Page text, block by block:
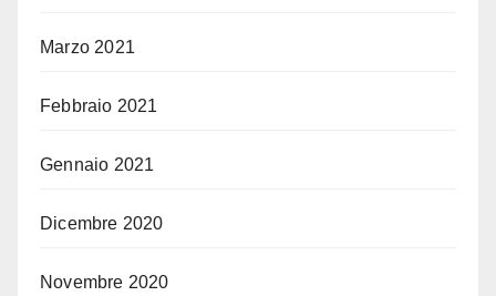
Marzo 2021
Febbraio 2021
Gennaio 2021
Dicembre 2020
Novembre 2020